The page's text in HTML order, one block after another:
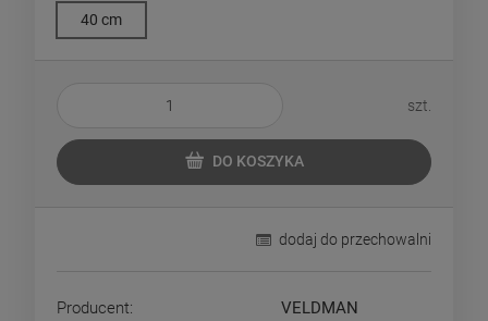
40 cm
szt.
DO KOSZYKA
dodaj do przechowalni
Producent:
VELDMAN